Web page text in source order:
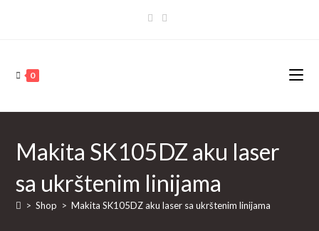
0
Makita SK105DZ aku laser
sa ukrštenim linijama
> Shop > Makita SK105DZ aku laser sa ukrštenim linijama